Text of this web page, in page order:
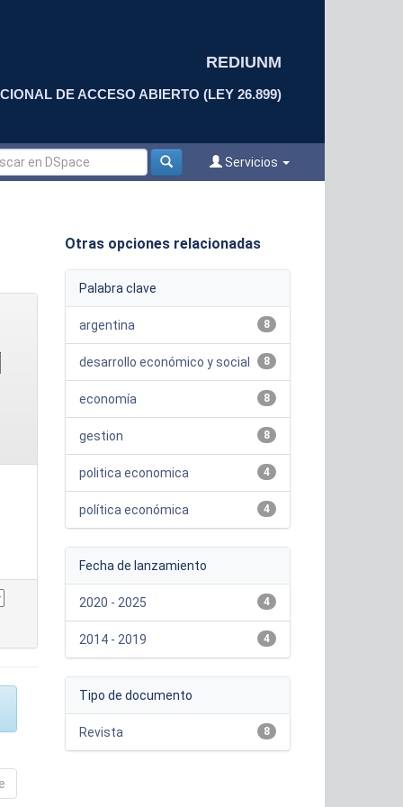
REDIUNM
DE ACCESO ABIERTO (LEY 26.899)
Servicios
Otras opciones relacionadas
Palabra clave
8
argentina
8
desarrollo económico y social
8
economía
8
gestion
4
politica economica
4
política económica
Fecha de lanzamiento
4
2020 - 2025
4
2014 - 2019
Tipo de documento
8
Revista